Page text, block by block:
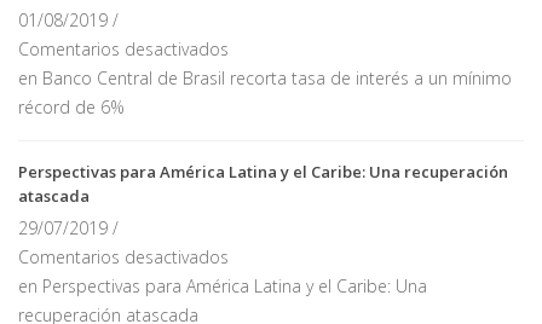
01/08/2019 /
Comentarios desactivados
en Banco Central de Brasil recorta tasa de interés a un mínimo
récord de 6%
Perspectivas para América Latina y el Caribe: Una recuperación
atascada
29/07/2019 /
Comentarios desactivados
en Perspectivas para América Latina y el Caribe: Una
recuperación atascada